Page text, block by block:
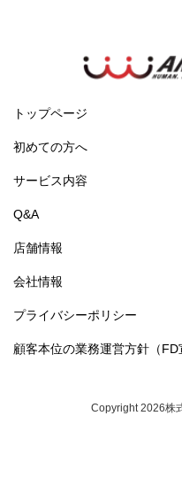
トップページ
初めての方へ
サービス内容
Q&A
店舗情報
会社情報
プライバシーポリシー
顧客本位の業務運営方針（FD
Copyright 2026株